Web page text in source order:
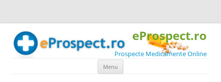
eProspect.ro
Prospecte Medicamente Online
Menu